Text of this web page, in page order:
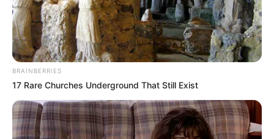
Ingimage
Esposado
Por:Héctor Santiago Guaman Espinosa
Marzo 30, 2020
BRAINBERRIES
17 Rare Churches Underground That Still Exist